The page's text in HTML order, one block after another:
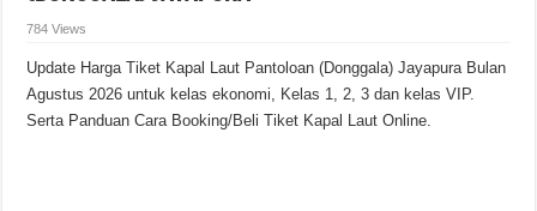
784 Views
Update Harga Tiket Kapal Laut Pantoloan (Donggala) Jayapura Bulan
Agustus 2026 untuk kelas ekonomi, Kelas 1, 2, 3 dan kelas VIP.
Serta Panduan Cara Booking/Beli Tiket Kapal Laut Online.